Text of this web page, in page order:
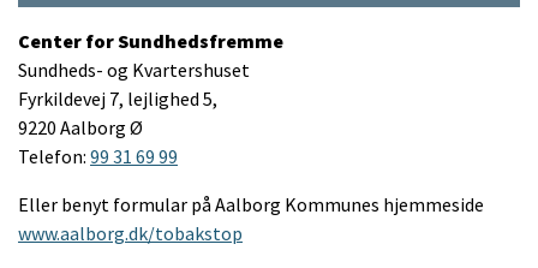
Center for Sundhedsfremme
Sundheds- og Kvartershuset
Fyrkildevej 7, lejlighed 5,
9220 Aalborg Ø
Telefon: 99 31 69 99
Eller benyt formular på Aalborg Kommunes hjemmeside
www.aalborg.dk/tobakstop